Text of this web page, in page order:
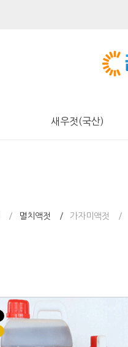
새우젓(국산)
멸치액젓 가자미액젓